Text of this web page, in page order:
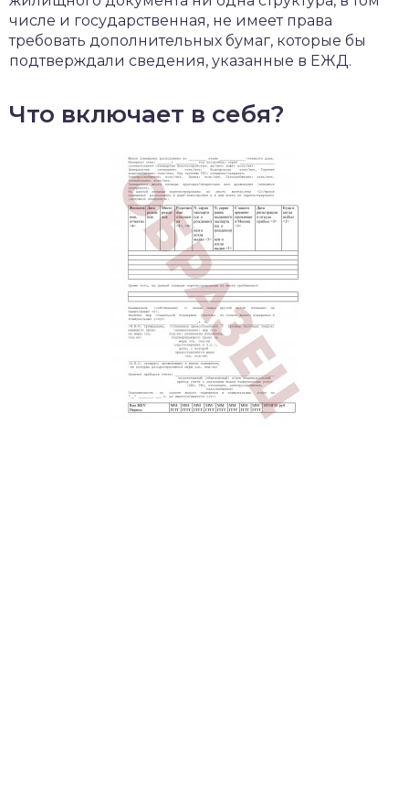
числе и государственная, не имеет права
требовать дополнительных бумаг, которые бы
подтверждали сведения, указанные в ЕЖД.
Что включает в себя?